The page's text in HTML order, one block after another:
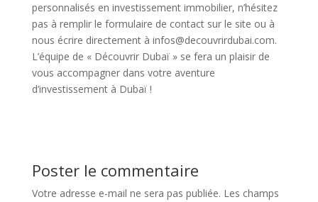
personnalisés en investissement immobilier, n’hésitez
pas à remplir le formulaire de contact sur le site ou à
nous écrire directement à infos@decouvrirdubai.com.
L’équipe de « Découvrir Dubaï » se fera un plaisir de
vous accompagner dans votre aventure
d’investissement à Dubaï !
Poster le commentaire
Votre adresse e-mail ne sera pas publiée. Les champs